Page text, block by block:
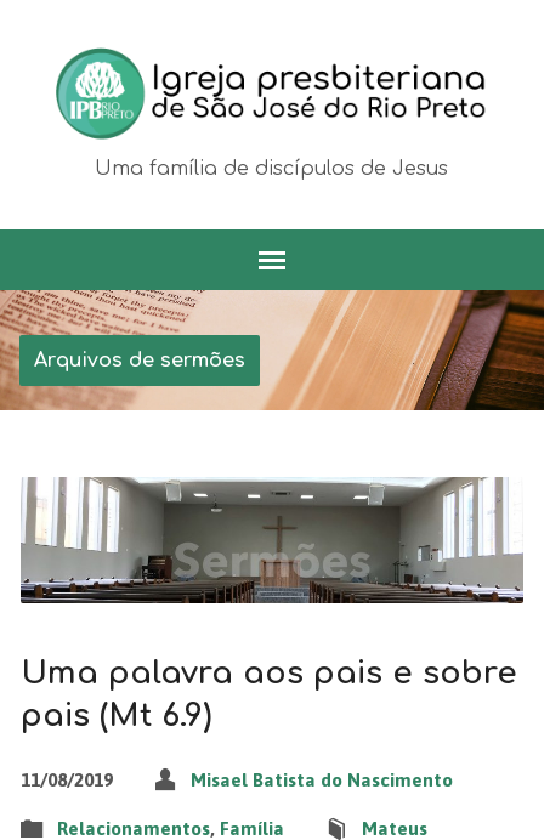
Uma família de discípulos de Jesus
Arquivos de sermões
Uma palavra aos pais e sobre
pais (Mt 6.9)
11/08/2019 Misael Batista do Nascimento
Relacionamentos, Família Mateus